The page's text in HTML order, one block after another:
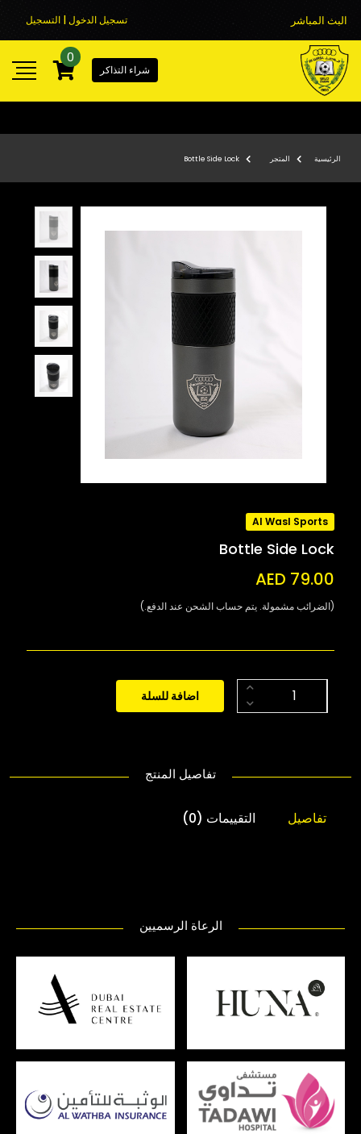
البث المباشر تسجيل الدخول | التسجيل
شراء التذاكر
0
الرئيسية المتجر Bottle Side Lock
Al Wasl Sports
Bottle Side Lock
AED 79.00
(الضرائب مشمولة. يتم حساب الشحن عند الدفع.)
اضافة للسلة
تفاصيل المنتج
تفاصيل التقييمات (0)
الرعاة الرسميين